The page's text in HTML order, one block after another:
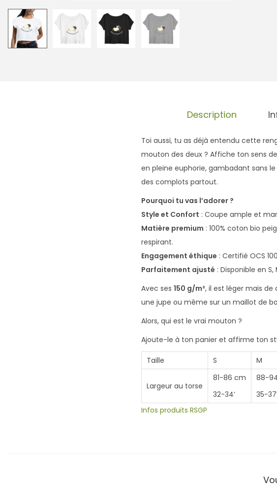
Description
Toi aussi, tu as déjà entendu cette
mouton des deux ? Affiche ton sens
en pleine euphorie, gambadant sans
des complots partout.
Pourquoi tu vas l’adorer ?
Style et Confort : Coupe ample et
Matière premium : 100% coton bio
respirant.
Engagement éthique : Certifié OCS
Parfaitement ajusté : Disponible en
Avec ses 150 g/m², il est léger mais
une jupe ou même sur un maillot de
Alors, qui est le vrai mouton ?
Ajoute-le à ton panier et affirme ton
Taille S M
Largeur au torse
81-86 cm
32-34’
88-
35-
Infos produits RSGP